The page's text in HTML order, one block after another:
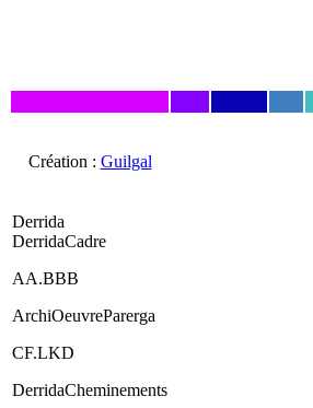
Création : Guilgal
Derrida
DerridaCadre
AA.BBB
ArchiOeuvreParerga
CF.LKD
DerridaCheminements